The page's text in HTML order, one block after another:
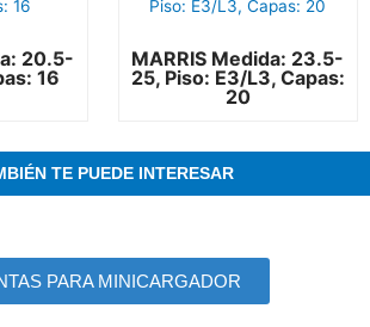
20.5-
16
MARRIS Medida: 23.5-
25, Piso: E3/L3, Capas:
20
TE PUEDE INTERESAR
PARA MINICARGADOR